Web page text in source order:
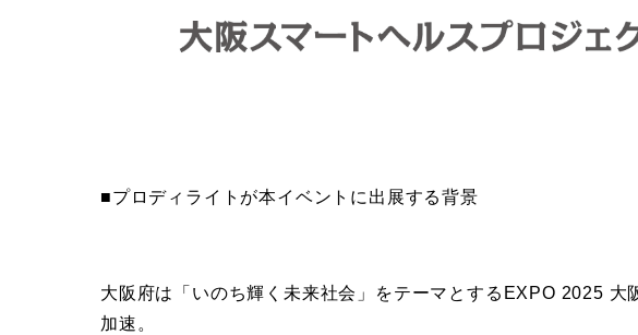
■プロディライトが本イベントに出展する背景
大阪府は「いのち輝く未来社会」をテーマとするEXPO 2025
加速。